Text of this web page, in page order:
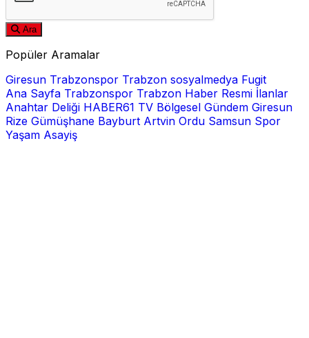
Ara
Popüler Aramalar
Giresun Trabzonspor Trabzon sosyalmedya Fugit
Ana Sayfa Trabzonspor Trabzon Haber Resmi İlanlar
Anahtar Deliği HABER61 TV Bölgesel Gündem Giresun
Rize Gümüşhane Bayburt Artvin Ordu Samsun Spor
Yaşam Asayiş